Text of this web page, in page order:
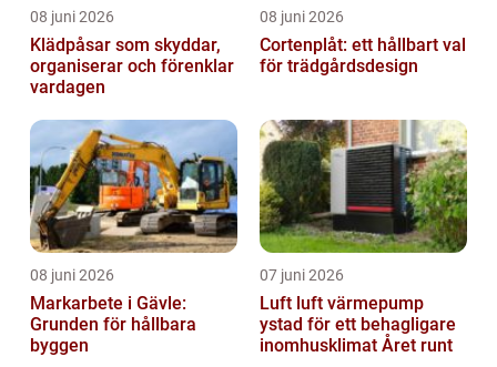
08 juni 2026
Klädpåsar som skyddar,
organiserar och förenklar
vardagen
08 juni 2026
Cortenplåt: ett hållbart val
för trädgårdsdesign
08 juni 2026
Markarbete i Gävle:
Grunden för hållbara
byggen
07 juni 2026
Luft luft värmepump
ystad för ett behagligare
inomhusklimat Året runt